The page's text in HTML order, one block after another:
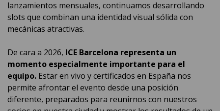
lanzamientos mensuales, continuamos desarrollando
slots que combinan una identidad visual sólida con
mecánicas atractivas.
De cara a 2026, ICE Barcelona representa un
momento especialmente importante para el
equipo. Estar en vivo y certificados en España nos
permite afrontar el evento desde una posición
diferente, preparados para reunirnos con nuestros